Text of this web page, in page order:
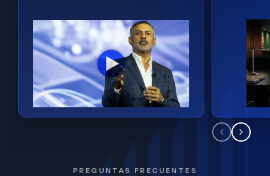
PREGUNTAS FRECUENTES